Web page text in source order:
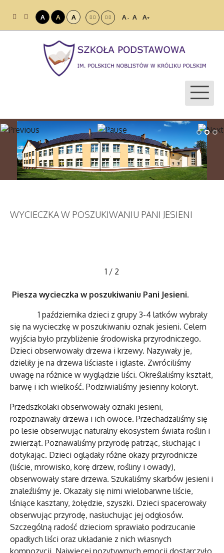
A A A A- A A+
WYCIECZKA W POSZUKIWANIU PANI JESIENI
1 / 2
Piesza wycieczka w poszukiwaniu Pani Jesieni.
1 października dzieci z grupy 3-4 latków wybrały
się na wycieczkę w poszukiwaniu oznak jesieni. Celem
wyjścia było przybliżenie środowiska przyrodniczego.
Dzieci obserwowały drzewa i krzewy. Nazywały je,
dzieliły je na drzewa liściaste i iglaste. Zwróciliśmy
uwagę na różnice w wyglądzie liści. Określaliśmy kształt,
barwę i ich wielkość. Podziwialiśmy jesienny koloryt.
Przedszkolaki obserwowały oznaki jesieni,
rozpoznawały drzewa i ich owoce. Przechadzaliśmy się
po lesie obserwując naturalny ekosystem świata roślin i
zwierząt. Poznawaliśmy przyrodę patrząc, słuchając i
dotykając. Dzieci oglądały różne okazy przyrodnicze
(liście, mrowisko, korę drzew, rośliny i owady),
obserwowały stare drzewa. Szukaliśmy skarbów jesieni i
znaleźliśmy je. Okazały się nimi wielobarwne liście,
lśniące kasztany, żołędzie, szyszki. Dzieci spacerowały
obserwując przyrodę, nasłuchując jej odgłosów.
Szczególną radość dzieciom sprawiało podrzucanie
opadłych liści oraz układanie z nich własnych